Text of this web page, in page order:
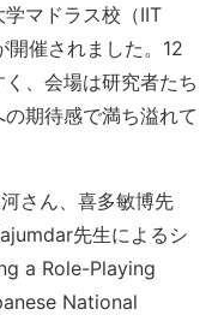
マドラス校（IIT
催されました。12
、会場は研究者たち
期待感で満ち溢れて
さん、喜多敏博先
先生によるシ
a Role-Playing
National